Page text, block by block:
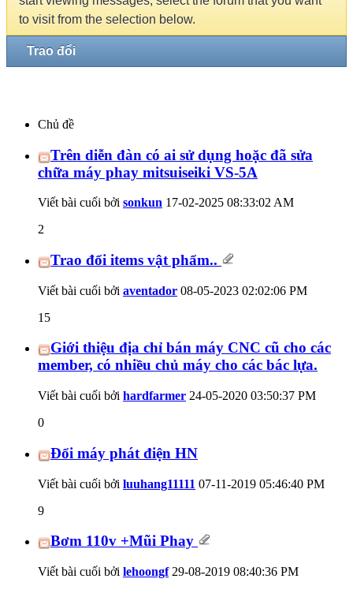
to visit from the selection below.
Trao đổi
Chủ đề
Trên diễn đàn có ai sử dụng hoặc đã sửa
chữa máy phay mitsuiseiki VS-5A
Viết bài cuối bởi sonkun 17-02-2025 08:33:02 AM
2
Trao đổi items vật phẩm..
Viết bài cuối bởi aventador 08-05-2023 02:02:06 PM
15
Giới thiệu địa chỉ bán máy CNC cũ cho các
member, có nhiều chủ máy cho các bác lựa.
Viết bài cuối bởi hardfarmer 24-05-2020 03:50:37 PM
0
Đổi máy phát điện HN
Viết bài cuối bởi luuhang11111 07-11-2019 05:46:40 PM
9
Bơm 110v +Mũi Phay
Viết bài cuối bởi lehoongf29-08-2019 08:40:36 PM